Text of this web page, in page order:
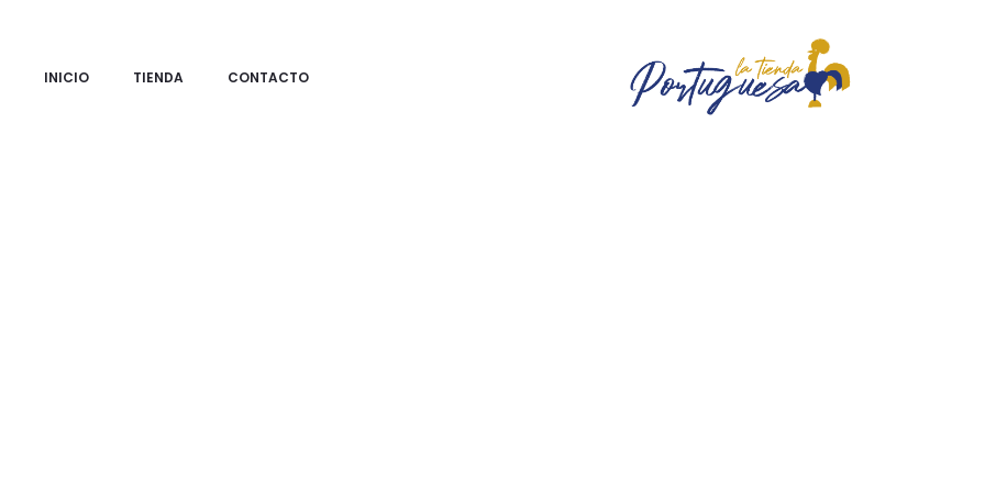
INICIO TIENDA CONTACTO